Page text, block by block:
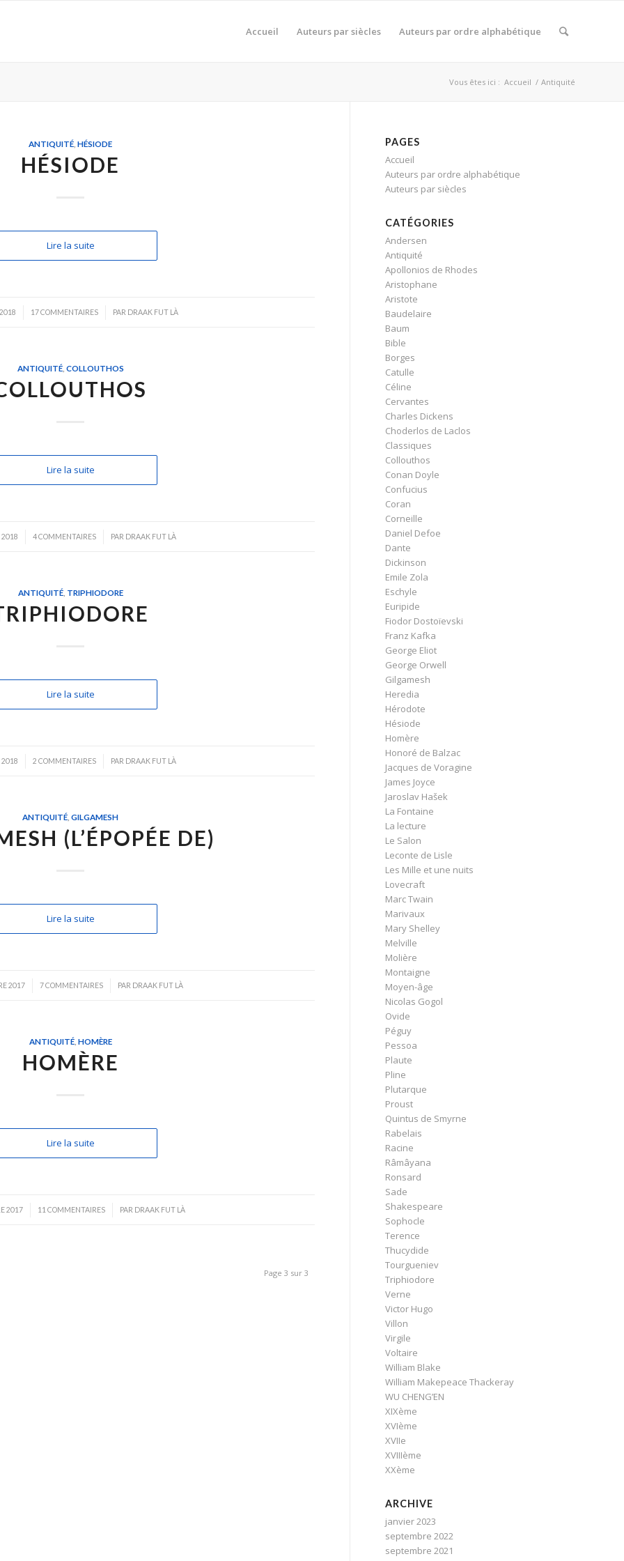
Accueil Auteurs par siècles Auteurs par ordre alphabétique
Vous êtes ici : Accueil / Antiquité
ANTIQUITÉ ,HÉSIODE
HÉSIODE
Lire la suite
17 COMMENTAIRES
/ PAR DRAAK FUT LÀ
ANTIQUITÉ, COLLOUTHOS
Lire la suite
2018 4 COMMENTAIRES
/ PAR DRAAK FUT LÀ
ANTIQUITÉ, TRIPHIODORE
Lire la suite
2018 2 COMMENTAIRES
/ PAR DRAAK FUT LÀ
ANTIQUITÉ ,GILGAMESH
(L’ÉPOPÉE DE)
Lire la suite
2017 7 COMMENTAIRES
/ PAR DRAAK FUT LÀ
ANTIQUITÉ, HOMÈRE
HOMÈRE
Lire la suite
2017 11 COMMENTAIRES
/ PAR DRAAK FUT LÀ
Page 3 sur 3
PAGES
Accueil
Auteurs par ordre alphabétique
Auteurs par siècles
CATÉGORIES
Andersen
Antiquité
Apollonios de Rhodes
Aristophane
Aristote
Baudelaire
Baum
Bible
Borges
Catulle
Céline
Cervantes
Charles Dickens
Choderlos de Laclos
Classiques
Collouthos
Conan Doyle
Confucius
Coran
Corneille
Daniel Defoe
Dante
Dickinson
Emile Zola
Eschyle
Euripide
Fiodor Dostoïevski
Franz Kafka
George Eliot
George Orwell
Gilgamesh
Heredia
Hérodote
Hésiode
Homère
Honoré de Balzac
Jacques de Voragine
James Joyce
Jaroslav Hašek
La Fontaine
La lecture
Le Salon
Leconte de Lisle
Les Mille et une nuits
Lovecraft
Marc Twain
Marivaux
Mary Shelley
Melville
Molière
Montaigne
Moyen-âge
Nicolas Gogol
Ovide
Péguy
Pessoa
Plaute
Pline
Plutarque
Proust
Quintus de Smyrne
Rabelais
Racine
Râmâyana
Ronsard
Sade
Shakespeare
Sophocle
Terence
Thucydide
Tourgueniev
Triphiodore
Verne
Victor Hugo
Villon
Virgile
Voltaire
William Blake
William Makepeace Thackeray
WU CHENG’EN
XIXème
XVIème
XVIIe
XVIIIème
XXème
ARCHIVE
janvier 2023
septembre 2022
septembre 2021